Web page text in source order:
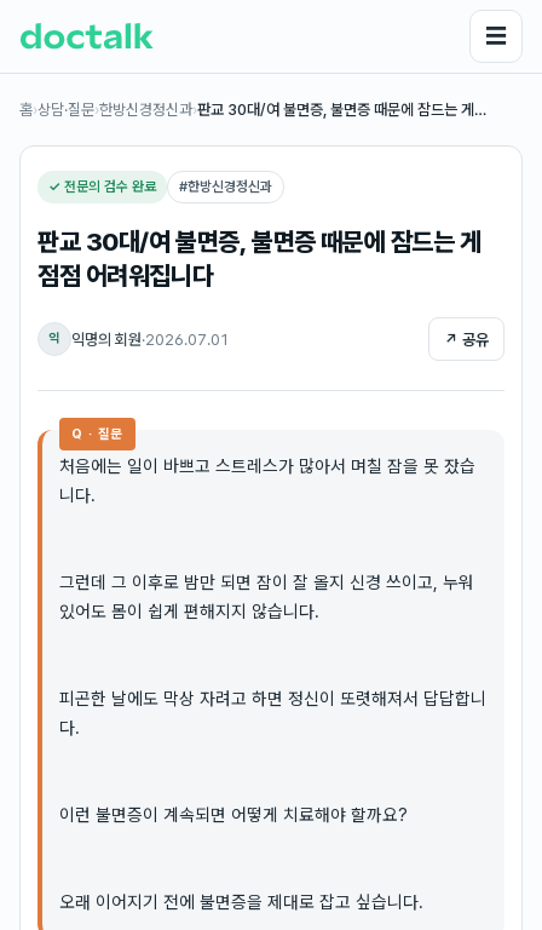
☰
홈›상담·질문›한방신경정신과›판교 30대/여 불면증, 불면증 때문에 잠드는 게…
✓ 전문의 검수 완료 #한방신경정신과
판교 30대/여 불면증, 불면증 때문에 잠드는 게
점점 어려워집니다
익 익명의 회원·2026.07.01 ↗ 공유
Q · 질문
처음에는 일이 바쁘고 스트레스가 많아서 며칠 잠을 못 잤습
니다.
그런데 그 이후로 밤만 되면 잠이 잘 올지 신경 쓰이고, 누워
있어도 몸이 쉽게 편해지지 않습니다.
피곤한 날에도 막상 자려고 하면 정신이 또렷해져서 답답합니
다.
이런 불면증이 계속되면 어떻게 치료해야 할까요?
오래 이어지기 전에 불면증을 제대로 잡고 싶습니다.